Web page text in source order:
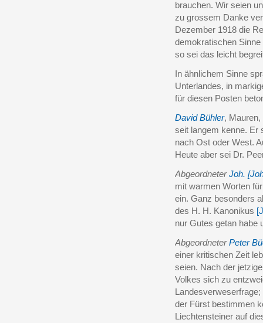
brauchen. Wir seien
zu grossem Danke
Dezember 1918 die
demokratischen
so sei das leicht
In ähnlichem Sinne
Unterlandes, in
für diesen Posten
David Bühler, Mauren,
seit langem kenne. Er
nach Ost oder West.
Heute aber sei Dr.
AbgeordneterJoh.
mit warmen Worten
ein. Ganz besonders
des H. H. Kanonikus
nur Gutes getan habe
AbgeordneterPeter
einer kritischen Zeit
seien. Nach der
Volkes sich zu
der Fürst bestimmen
Liechtensteiner auf